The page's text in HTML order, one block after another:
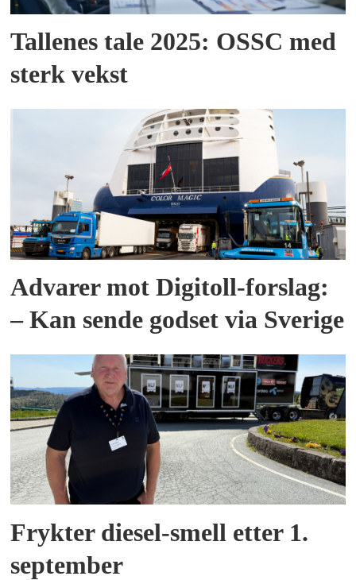
Tallenes tale 2025: OSSC med
sterk vekst
Advarer mot Digitoll-forslag:
– Kan sende godset via Sverige
Frykter diesel-smell etter 1.
september